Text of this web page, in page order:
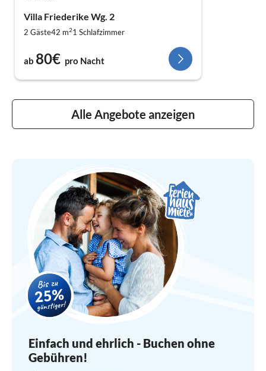
Villa Friederike Wg. 2
2 Gäste42 m21 Schlafzimmer
ab 80€ pro Nacht
Alle Angebote anzeigen
Einfach und ehrlich - Buchen ohne
Gebühren!